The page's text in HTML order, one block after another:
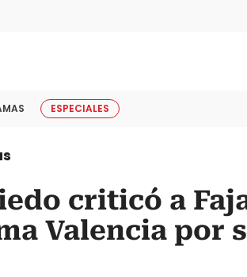
ESPECIALES
criticó a
Valencia por